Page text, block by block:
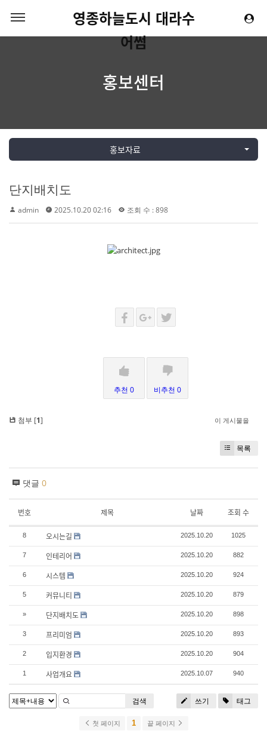
영종하늘도시 대라수
어썸
홍보센터
홍보자료
단지배치도
admin 2025.10.20 02:16 조회 수 : 898
추천 0 비추천 0
첨부 [1] 이 게시물을
목록
댓글 0
번호 제목 날짜 조회 수
8 오시는길 2025.10.20 1025
7 인테리어 2025.10.20 882
6 시스템 2025.10.20 924
5 커뮤니티 2025.10.20 879
» 단지배치도 2025.10.20 898
3 프리미엄 2025.10.20 893
2 입지환경 2025.10.20 904
1 사업개요 2025.10.07 940
쓰기 태그
검색
첫 페이지 1 끝 페이지